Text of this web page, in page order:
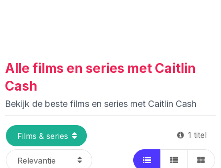
Alle films en series met Caitlin
Cash
Bekijk de beste films en series met Caitlin Cash
1 titel